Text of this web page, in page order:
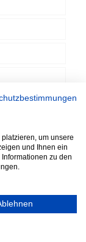
by
um unsere
und Ihnen ein
zu den